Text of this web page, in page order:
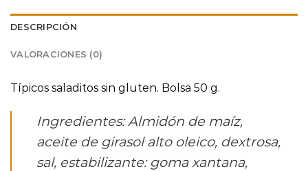
DESCRIPCIÓN
VALORACIONES (0)
Típicos saladitos sin gluten. Bolsa 50 g.
Ingredientes: Almidón de maíz,
aceite de girasol alto oleico, dextrosa,
sal, estabilizante: goma xantana,